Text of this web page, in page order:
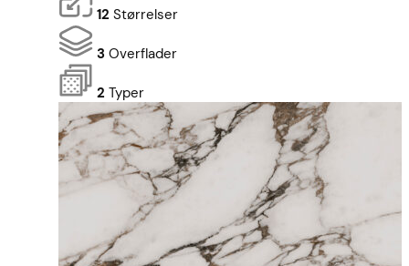
12 Størrelser
3 Overflader
2 Typer